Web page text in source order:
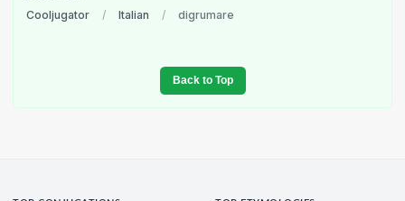
Cooljugator / Italian / digrumare
Back to Top